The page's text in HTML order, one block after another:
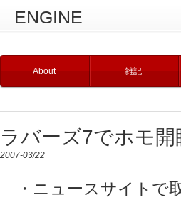
ENGINE
About 雑記
ラバーズ7でホモ開
2007-03/22
・ニュースサイトで